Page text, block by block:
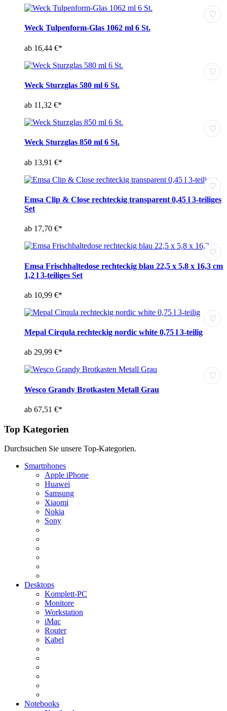
♡
Weck Tulpenform-Glas 1062 ml 6 St.
ab 16,44 €*
♡
Weck Sturzglas 580 ml 6 St.
ab 11,32 €*
♡
Weck Sturzglas 850 ml 6 St.
ab 13,91 €*
♡
Emsa Clip & Close rechteckig transparent 0,45 l 3-teiliges
Set
ab 17,70 €*
♡
Emsa Frischhaltedose rechteckig blau 22,5 x 5,8 x 16,3 cm
1,2 l 3-teiliges Set
ab 10,99 €*
♡
Mepal Cirqula rechteckig nordic white 0,75 l 3-teilig
ab 29,99 €*
♡
Wesco Grandy Brotkasten Metall Grau
ab 67,51 €*
Top Kategorien
Durchsuchen Sie unsere Top-Kategorien.
Smartphones
Apple iPhone
Huawei
Samsung
Xiaomi
Nokia
Sony
Desktops
Komplett-PC
Monitore
Workstation
iMac
Router
Kabel
Notebooks